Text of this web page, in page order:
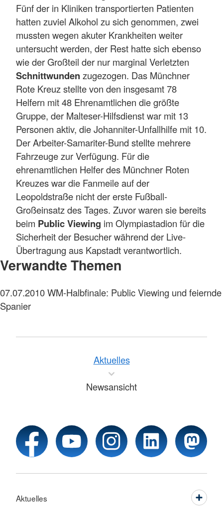
Fünf der in Kliniken transportierten Patienten
hatten zuviel Alkohol zu sich genommen, zwei
mussten wegen akuter Krankheiten weiter
untersucht werden, der Rest hatte sich ebenso
wie der Großteil der nur marginal Verletzten
Schnittwunden zugezogen. Das Münchner
Rote Kreuz stellte von den insgesamt 78
Helfern mit 48 Ehrenamtlichen die größte
Gruppe, der Malteser-Hilfsdienst war mit 13
Personen aktiv, die Johanniter-Unfallhilfe mit 10.
Der Arbeiter-Samariter-Bund stellte mehrere
Fahrzeuge zur Verfügung. Für die
ehrenamtlichen Helfer des Münchner Roten
Kreuzes war die Fanmeile auf der
Leopoldstraße nicht der erste Fußball-
Großeinsatz des Tages. Zuvor waren sie bereits
beim Public Viewing im Olympiastadion für die
Sicherheit der Besucher während der Live-
Übertragung aus Kapstadt verantwortlich.
Verwandte Themen
07.07.2010WM-Halbfinale: Public Viewing und feiernde
Spanier
Aktuelles
Newsansicht
Aktuelles